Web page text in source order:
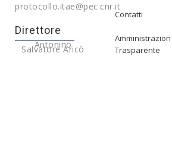
protocollo.itae@pec.cnr.it
Direttore
Antonino
Salvatore Aricò
Contatti
Amministrazione
Trasparente